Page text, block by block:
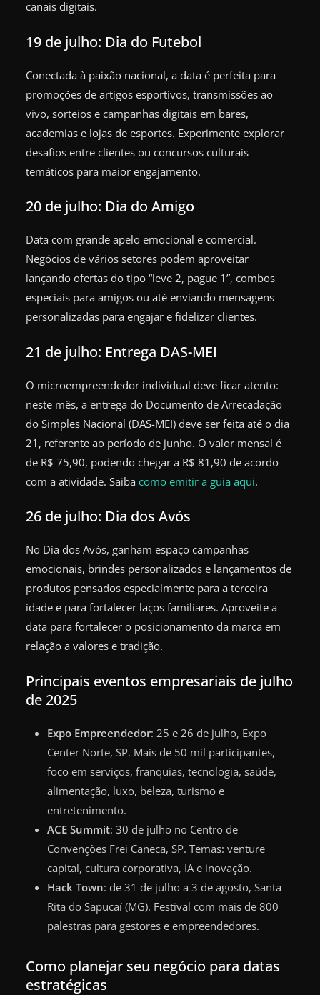
canais digitais.
19 de julho: Dia do Futebol
Conectada à paixão nacional, a data é perfeita para
promoções de artigos esportivos, transmissões ao
vivo, sorteios e campanhas digitais em bares,
academias e lojas de esportes. Experimente explorar
desafios entre clientes ou concursos culturais
temáticos para maior engajamento.
20 de julho: Dia do Amigo
Data com grande apelo emocional e comercial.
Negócios de vários setores podem aproveitar
lançando ofertas do tipo “leve 2, pague 1”, combos
especiais para amigos ou até enviando mensagens
personalizadas para engajar e fidelizar clientes.
21 de julho: Entrega DAS-MEI
O microempreendedor individual deve ficar atento:
neste mês, a entrega do Documento de Arrecadação
do Simples Nacional (DAS-MEI) deve ser feita até o dia
21, referente ao período de junho. O valor mensal é
de R$ 75,90, podendo chegar a R$ 81,90 de acordo
com a atividade. Saiba como emitir a guia aqui.
26 de julho: Dia dos Avós
No Dia dos Avós, ganham espaço campanhas
emocionais, brindes personalizados e lançamentos de
produtos pensados especialmente para a terceira
idade e para fortalecer laços familiares. Aproveite a
data para fortalecer o posicionamento da marca em
relação a valores e tradição.
Principais eventos empresariais de julho
de 2025
Expo Empreendedor: 25 e 26 de julho, Expo
Center Norte, SP. Mais de 50 mil participantes,
foco em serviços, franquias, tecnologia, saúde,
alimentação, luxo, beleza, turismo e
entretenimento.
ACE Summit: 30 de julho no Centro de
Convenções Frei Caneca, SP. Temas: venture
capital, cultura corporativa, IA e inovação.
Hack Town: de 31 de julho a 3 de agosto, Santa
Rita do Sapucaí (MG). Festival com mais de 800
palestras para gestores e empreendedores.
Como planejar seu negócio para datas
estratégicas